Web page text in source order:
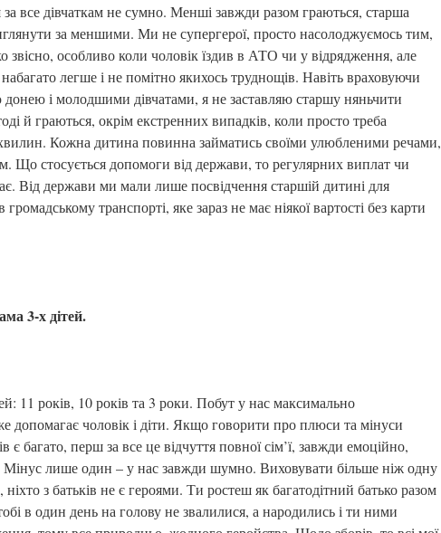
все дівчаткам не сумно. Менші завжди разом граються, старша
за меншими. Ми не супергерої, просто насолоджуємось тим,
особливо коли чоловік їздив в АТО чи у відрядження, але
легше і не помітно якихось труднощів. Навіть враховуючи
і молодшими дівчатами, я не заставляю старшу няньчити
й граються, окрім екстренних випадків, коли просто треба
хвилин. Кожна дитина повинна займатись своїми улюбленими речами,
Що стосується допомоги від держави, то регулярних виплат чи
Від держави ми мали лише посвідчення старшій дитині для
транспорті, яке зараз не має ніякої вартості без карти
3-х дітей.
11 років, 10 років та 3 роки. Побут у нас максимально
допомагає чоловік і діти. Якщо говорити про плюси та мінуси
є багато, перш за все це відчуття повної сім’ї, завжди емоційно,
Мінус лише один – у нас завжди шумно. Виховувати більше ніж одну
з батьків не є героями. Ти ростеш як багатодітний батько разом
в один день на голову не звалилися, а народились і ти ними